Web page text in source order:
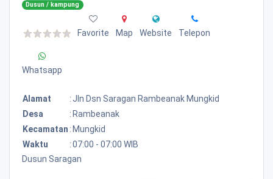
Dusun / kampung
Favorite Map Website Telepon
Whatsapp
Alamat : Jln Dsn Saragan Rambeanak Mungkid
Desa
: Rambeanak
Kecamatan : Mungkid
Waktu
:07:00 - 07:00 WIB
Dusun Saragan